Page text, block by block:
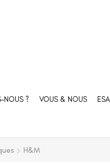
NOUS ? VOUS & NOUS
H&M